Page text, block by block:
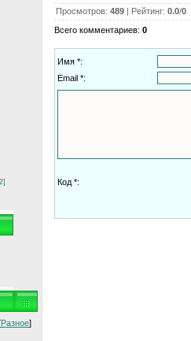
Разное]
Просмотров: 489 | Рейтинг: 0.0/0
Всего комментариев: 0
Имя *:
Email *:
Код *: